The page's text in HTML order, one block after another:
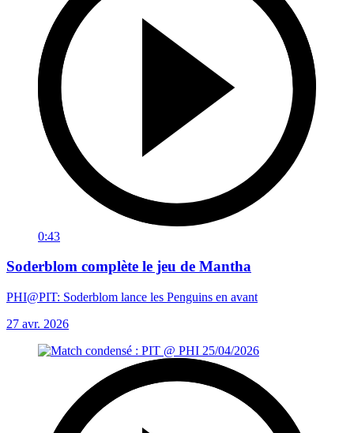
0:43
Soderblom complète le jeu de Mantha
PHI@PIT: Soderblom lance les Penguins en avant
27 avr. 2026